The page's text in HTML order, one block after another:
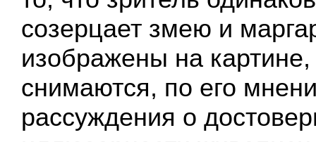
созерцает змею и
изображены на
снимаются, по его
рассуждения о